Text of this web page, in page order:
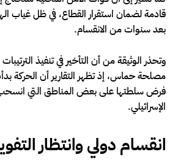
قادمة لضمان استقرار القطاع، في ظل غياب
بعد سنوات من الانقسام.
وتحذر الوثيقة من أن التأخير في تنفيذ
مصلحة حماس، إذ تظهر التقارير أن الحركة
فرض سلطتها على بعض المناطق التي
الإسرائيلي.
انقسام دولي وانتظار